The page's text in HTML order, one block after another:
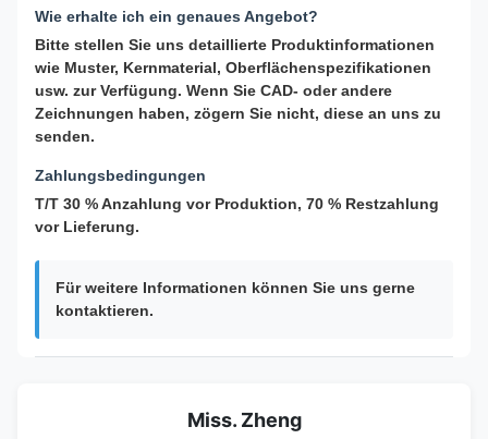
Wie erhalte ich ein genaues Angebot?
Bitte stellen Sie uns detaillierte Produktinformationen
wie Muster, Kernmaterial, Oberflächenspezifikationen
usw. zur Verfügung. Wenn Sie CAD- oder andere
Zeichnungen haben, zögern Sie nicht, diese an uns zu
senden.
Zahlungsbedingungen
T/T 30 % Anzahlung vor Produktion, 70 % Restzahlung
vor Lieferung.
Für weitere Informationen können Sie uns gerne
kontaktieren.
Miss. Zheng